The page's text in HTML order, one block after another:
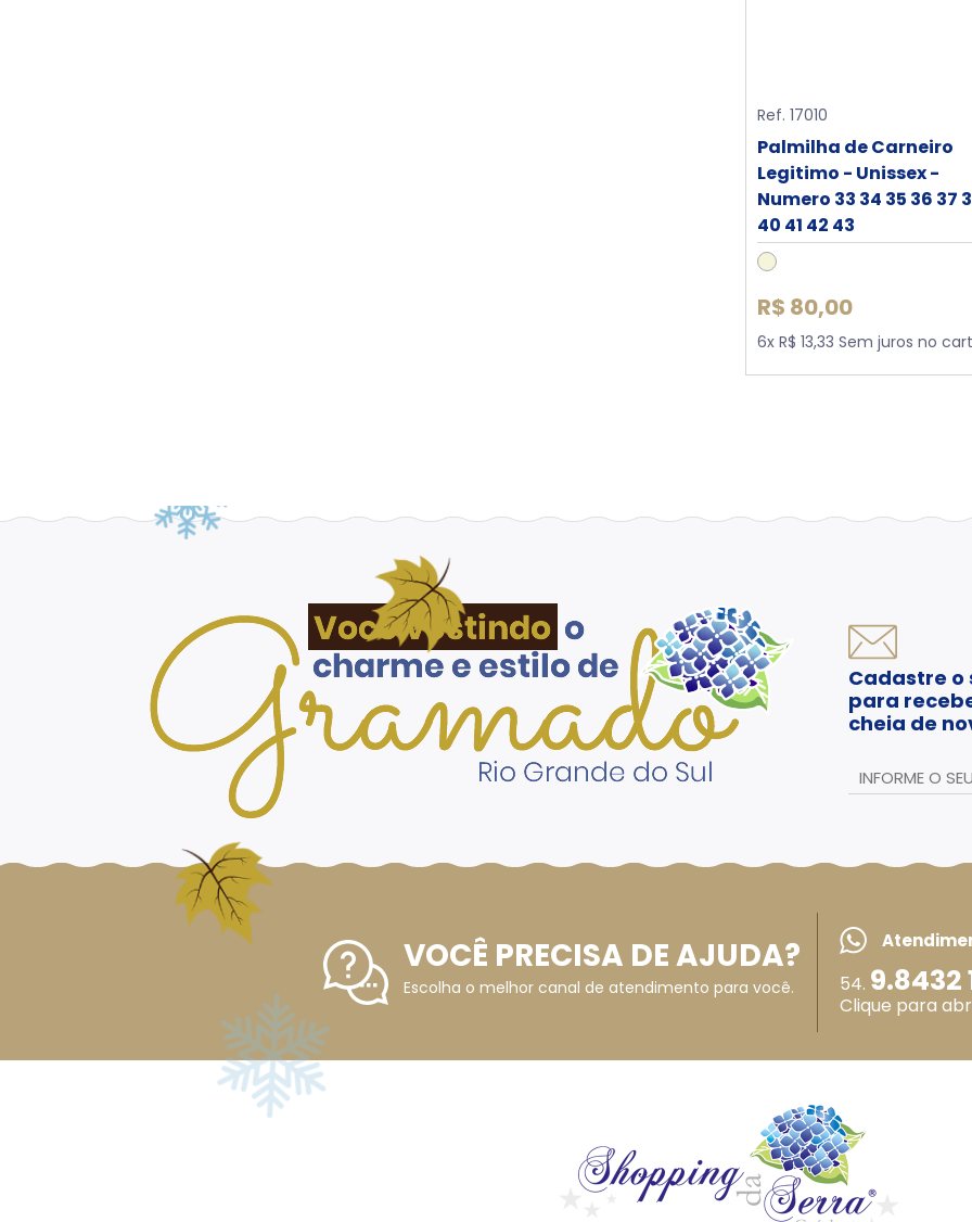
Ref. 17010
Palmilha de Carneiro
Legitimo - Unissex -
Numero 33 34 35 36 37
40 41 42 43
R$ 80,00
6x R$ 13,33 Sem juros no
Cadastre
para
cheia de
VOCÊ PRECISA DE AJUDA?
Escolha o melhor canal de atendimento para você. 54. 9.8432
Clique para